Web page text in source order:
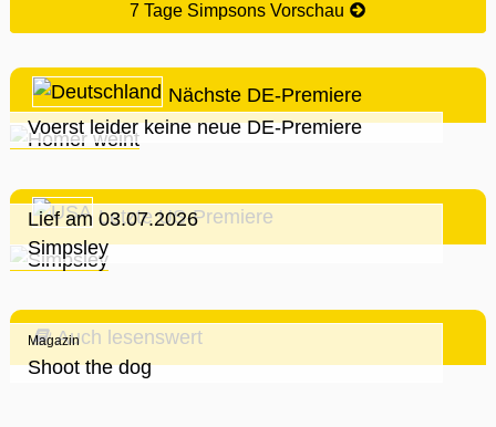
7 Tage Simpsons Vorschau
Nächste DE-Premiere
Voerst leider keine neue DE-Premiere
Letzte US-Premiere
Lief am 03.07.2026
Simpsley
Auch lesenswert
Magazin
Shoot the dog